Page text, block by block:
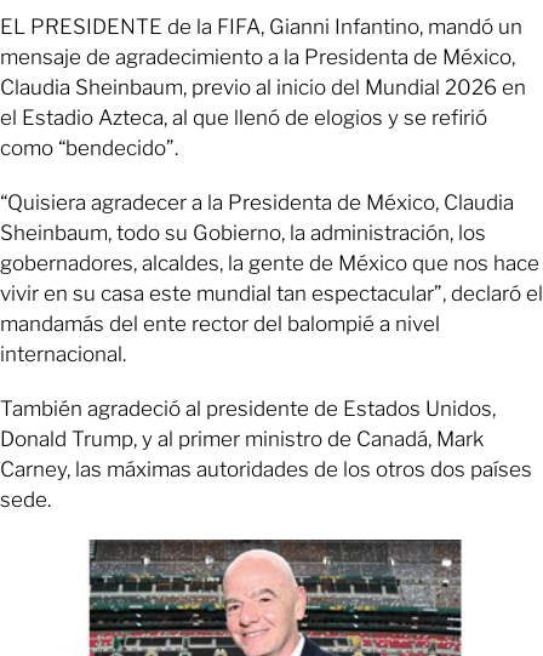
EL PRESIDENTE de la FIFA, Gianni Infantino, mandó un
mensaje de agradecimiento a la Presidenta de México,
Claudia Sheinbaum, previo al inicio del Mundial 2026 en
el Estadio Azteca, al que llenó de elogios y se refirió
como “bendecido”.
“Quisiera agradecer a la Presidenta de México, Claudia
Sheinbaum, todo su Gobierno, la administración, los
gobernadores, alcaldes, la gente de México que nos hace
vivir en su casa este mundial tan espectacular”, declaró el
mandamás del ente rector del balompié a nivel
internacional.
También agradeció al presidente de Estados Unidos,
Donald Trump, y al primer ministro de Canadá, Mark
Carney, las máximas autoridades de los otros dos países
sede.